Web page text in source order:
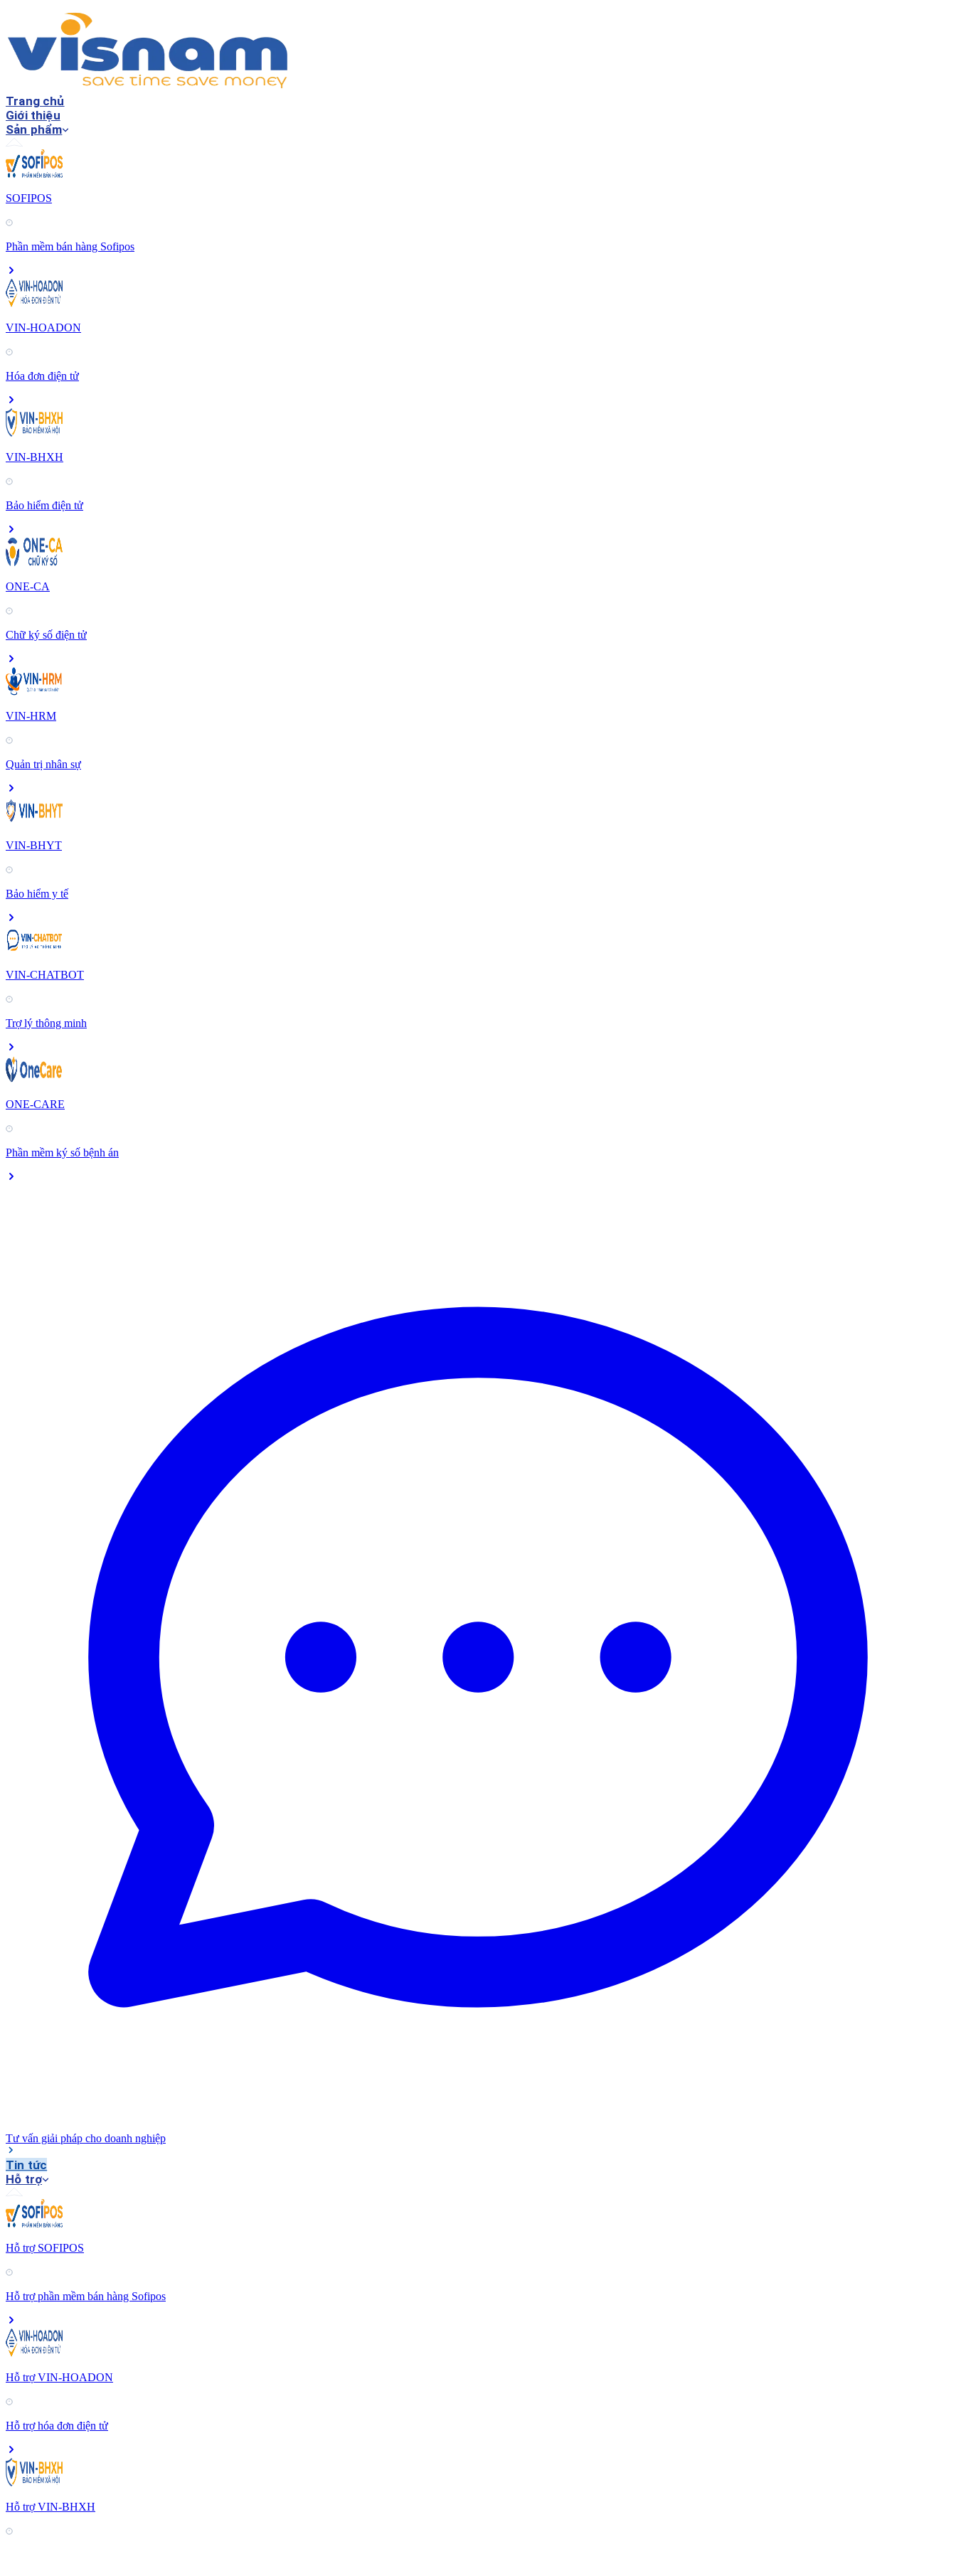
Trang chủ
Giới thiệu
Sản phẩm
SOFIPOS
Phần mềm bán hàng Sofipos
VIN-HOADON
Hóa đơn điện tử
VIN-BHXH
Bảo hiểm điện tử
ONE-CA
Chữ ký số điện tử
VIN-HRM
Quản trị nhân sự
VIN-BHYT
Bảo hiểm y tế
VIN-CHATBOT
Trợ lý thông minh
ONE-CARE
Phần mềm ký số bệnh án
Tư vấn giải pháp cho doanh nghiệp
Tin tức
Hỗ trợ
Hỗ trợ SOFIPOS
Hỗ trợ phần mềm bán hàng Sofipos
Hỗ trợ VIN-HOADON
Hỗ trợ hóa đơn điện tử
Hỗ trợ VIN-BHXH